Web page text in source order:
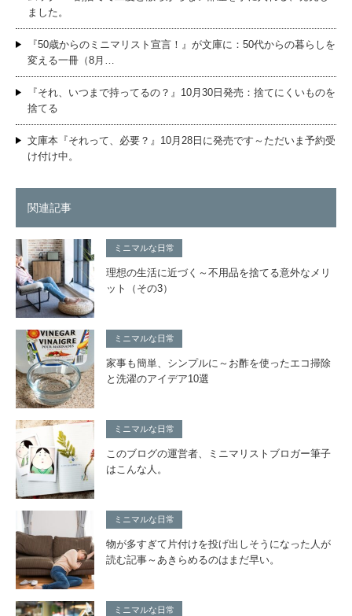
ました。
『50歳からのミニマリスト宣言！』が文庫に：50代からの暮らしを
変える一冊（8月…
『それ、いつまで持ってるの？』10月30日発売：捨てにくいものを
捨てる
文庫本『それって、必要？』10月28日に発売です～ただいま予約受
け付け中。
関連記事
ミニマルな日常
理想の生活に近づく～不用品を捨てる意外なメリ
ット（その3）
ミニマルな日常
家事も簡単、シンプルに～お酢を使ったエコ掃除
と洗濯のアイデア10選
ミニマルな日常
このブログの運営者、ミニマリストブロガー筆子
はこんな人。
ミニマルな日常
物が多すぎて片付けを投げ出しそうになった人が
読む記事～あきらめるのはまだ早い。
ミニマルな日常